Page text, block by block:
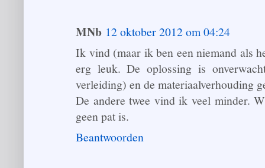
MNb 12 oktober 2012 om 04:24
Ik vind (maar ik ben een niemand als
erg leuk. De oplossing is
verleiding) en de materiaalverhouding
De andere twee vind ik veel minder.
geen pat is.
Beantwoorden